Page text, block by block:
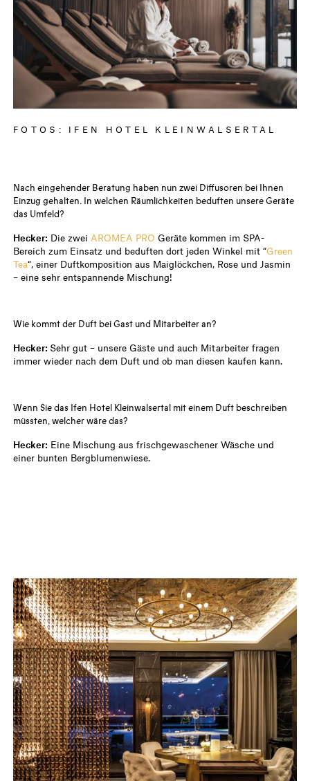
FOTOS: IFEN HOTEL KLEINWALSERTAL
Nach eingehender Beratung haben nun zwei Diffusoren bei Ihnen
Einzug gehalten. In welchen Räumlichkeiten beduften unsere Geräte
das Umfeld?
Hecker: Die zwei AROMEA PRO Geräte kommen im SPA-
Bereich zum Einsatz und beduften dort jeden Winkel mit “Green
Tea“, einer Duftkomposition aus Maiglöckchen, Rose und Jasmin
– eine sehr entspannende Mischung!
Wie kommt der Duft bei Gast und Mitarbeiter an?
Hecker: Sehr gut – unsere Gäste und auch Mitarbeiter fragen
immer wieder nach dem Duft und ob man diesen kaufen kann.
Wenn Sie das Ifen Hotel Kleinwalsertal mit einem Duft beschreiben
müssten, welcher wäre das?
Hecker: Eine Mischung aus frischgewaschener Wäsche und
einer bunten Bergblumenwiese.